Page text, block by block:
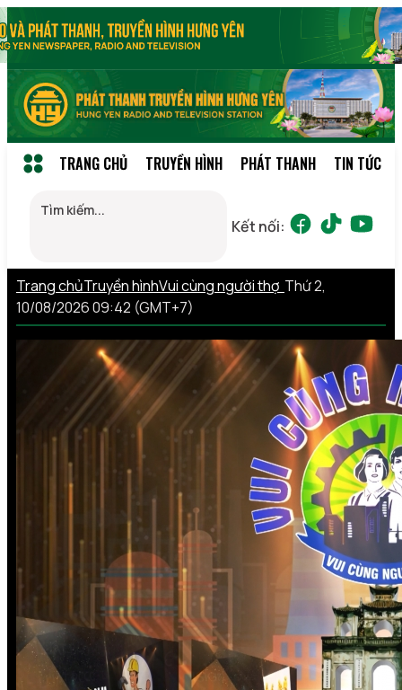
TRANG CHỦ TRUYỀN HÌNH PHÁT THANH TIN TỨC
Kết nối:
Trang chủTruyền hìnhVui cùng người thợ Thứ 2,
10/08/2026 09:42 (GMT+7)